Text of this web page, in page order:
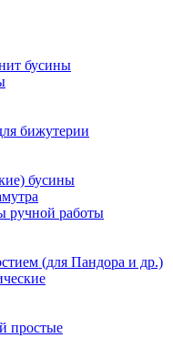
бусины
бижутерии
бусины
ручной работы
(для Пандора и др.)
простые